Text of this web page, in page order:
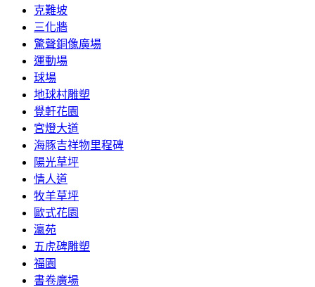
克難坡
三化牆
驚聲銅像廣場
運動場
球場
地球村雕塑
覺軒花園
宮燈大道
海豚吉祥物里程碑
陽光草坪
情人道
牧羊草坪
歐式花園
瀛苑
五虎碑雕塑
福園
書卷廣場